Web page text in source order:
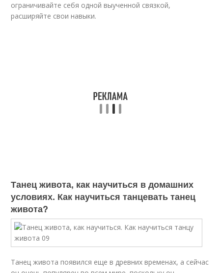
ограничивайте себя одной выученной связкой,
расширяйте свои навыки.
Танец живота, как научиться в домашних
условиях. Как научиться танцевать танец
живота?
Танец живота появился еще в древних временах, а сейчас